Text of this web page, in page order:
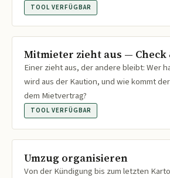
TOOL VERFÜGBAR
Mitmieter zieht aus — Check
Einer zieht aus, der andere bleibt: Wer
wird aus der Kaution, und wie kommt
dem Mietvertrag?
TOOL VERFÜGBAR
Umzug organisieren
Von der Kündigung bis zum letzten